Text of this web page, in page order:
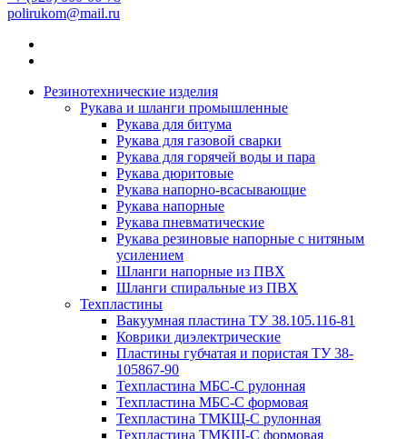
polirukom@mail.ru
Резинотехнические изделия
Рукава и шланги промышленные
Рукава для битума
Рукава для газовой сварки
Рукава для горячей воды и пара
Рукава дюритовые
Рукава напорно-всасывающие
Рукава напорные
Рукава пневматические
Рукава резиновые напорные с нитяным
усилением
Шланги напорные из ПВХ
Шланги спиральные из ПВХ
Техпластины
Вакуумная пластина ТУ 38.105.116-81
Коврики диэлектрические
Пластины губчатая и пористая ТУ 38-
105867-90
Техпластина МБС-С рулонная
Техпластина МБС-С формовая
Техпластина ТМКЩ-С рулонная
Техпластина ТМКЩ-С формовая